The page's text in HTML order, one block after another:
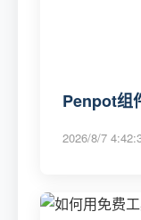
Penpot组
2026/8/7